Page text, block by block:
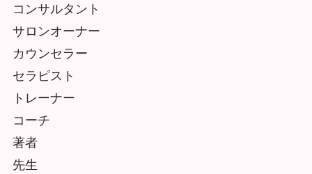
コンサルタント
サロンオーナー
カウンセラー
セラピスト
トレーナー
コーチ
著者
先生